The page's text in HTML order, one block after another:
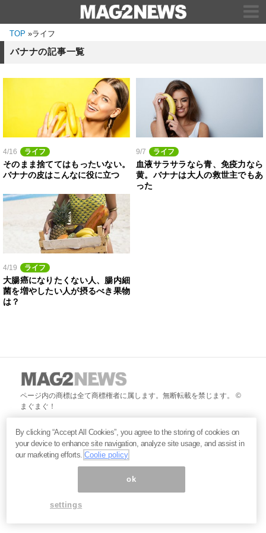
TOP »ライフ
バナナの記事一覧
4/16 ライフ
そのまま捨ててはもったいない。
バナナの皮はこんなに役に立つ
9/7 ライフ
血液サラサラなら青、免疫力なら
黄。バナナは大人の救世主でもあ
った
4/19 ライフ
大腸癌になりたくない人、腸内細
菌を増やしたい人が摂るべき果物
は？
ページ内の商標は全て商標権者に属します。無断転載を禁じます。 ©
まぐまぐ！
By clicking “Accept All Cookies”, you agree to the storing of cookies on
your device to enhance site navigation, analyze site usage, and assist in
our marketing efforts.Coolie policy
ok
settings